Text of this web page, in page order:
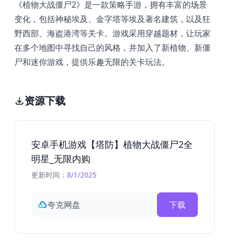
《植物大战僵尸2》是一款策略手游，拥有丰富的场景
变化，包括神秘埃及、金字塔等埃及著名建筑，以及狂
野西部、海盗港湾等关卡。游戏采用穿越题材，让玩家
在多个地图中寻找自己的风格，并加入了新植物、新僵
尸和迷你游戏，提供乐趣无限的关卡玩法。
资源下载
安卓手机游戏【塔防】植物大战僵尸2全
明星_无限内购
更新时间： 8/1/2025
夸克网盘 下载